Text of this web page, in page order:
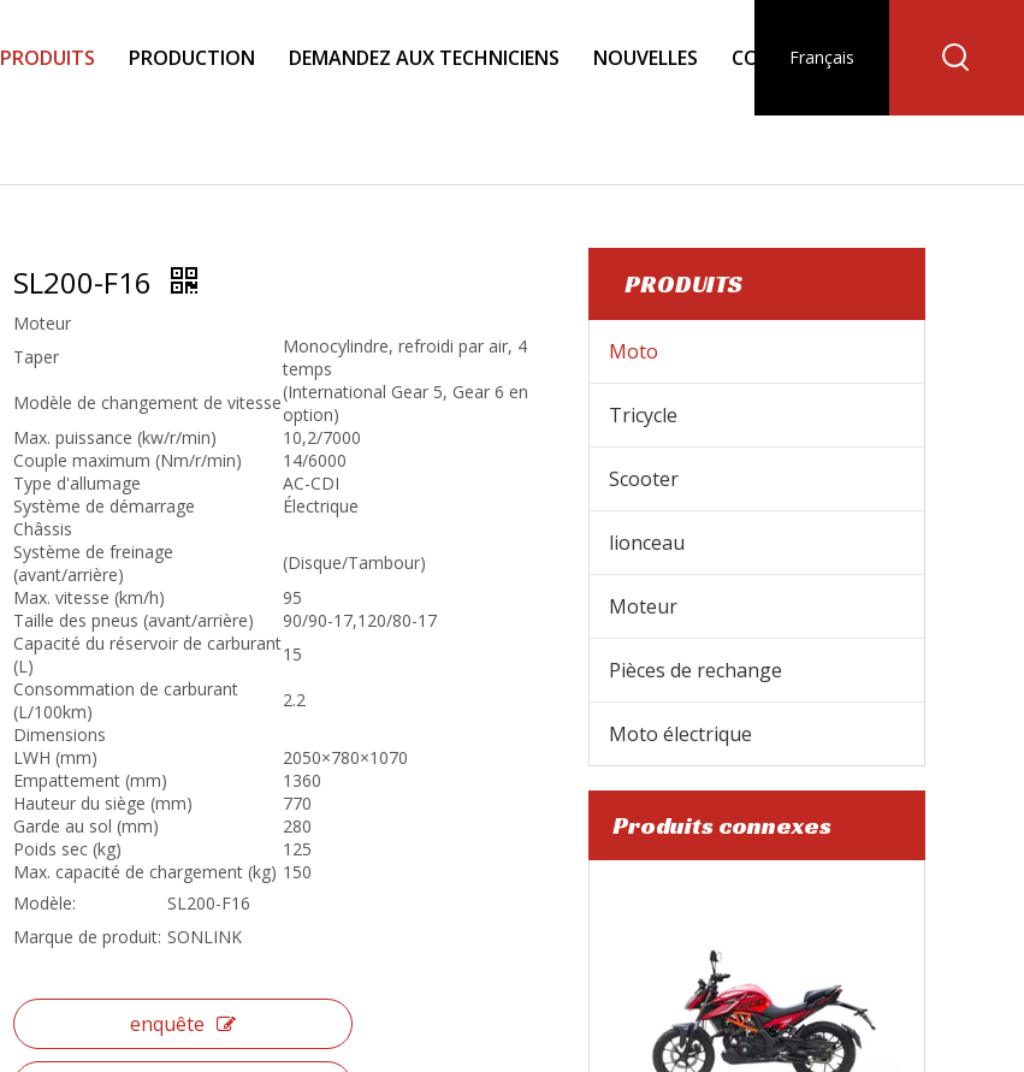
PRODUITS PRODUCTION DEMANDEZ AUX TECHNICIENS NOUVELLES CONTACT
Français
SL200-F16
Moteur
Taper
Monocylindre, refroidi par air, 4
temps
Modèle de changement de vitesse(International Gear 5, Gear 6 en
option)
Max. puissance (kw/r/min)
10,2/7000
Couple maximum (Nm/r/min)
14/6000
Type d'allumage
AC-CDI
Système de démarrage
Électrique
Châssis
Système de freinage
(avant/arrière)
(Disque/Tambour)
Max. vitesse (km/h)
95
Taille des pneus (avant/arrière)
90/90-17,120/80-17
Capacité du réservoir de carburant
(L)
15
Consommation de carburant
(L/100km)
2.2
Dimensions
LWH (mm)
2050×780×1070
Empattement (mm)
1360
Hauteur du siège (mm)
770
Garde au sol (mm)
280
Poids sec (kg)
125
Max. capacité de chargement (kg) 150
Modèle:
SL200-F16
Marque de produit: SONLINK
enquête
PRODUITS
Moto
Tricycle
Scooter
lionceau
Moteur
Pièces de rechange
Moto électrique
Produits connexes
SL200-3F